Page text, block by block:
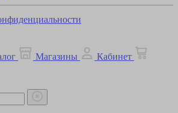
Магазины
Кабинет